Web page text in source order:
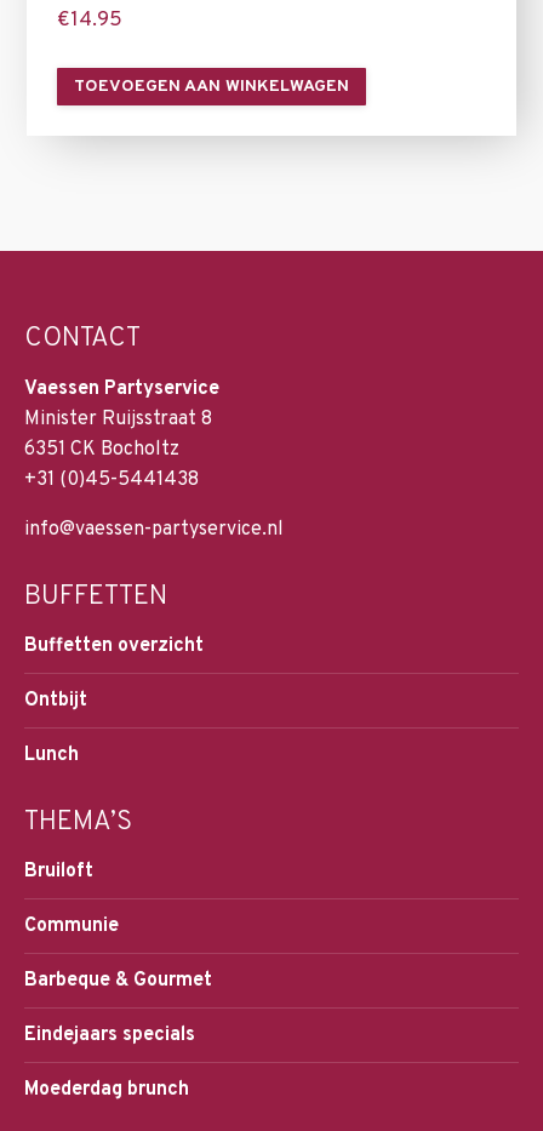
€14.95
TOEVOEGEN AAN WINKELWAGEN
CONTACT
Vaessen Partyservice
Minister Ruijsstraat 8
6351 CK Bocholtz
+31 (0)45-5441438
info@vaessen-partyservice.nl
BUFFETTEN
Buffetten overzicht
Ontbijt
Lunch
THEMA’S
Bruiloft
Communie
Barbeque & Gourmet
Eindejaars specials
Moederdag brunch